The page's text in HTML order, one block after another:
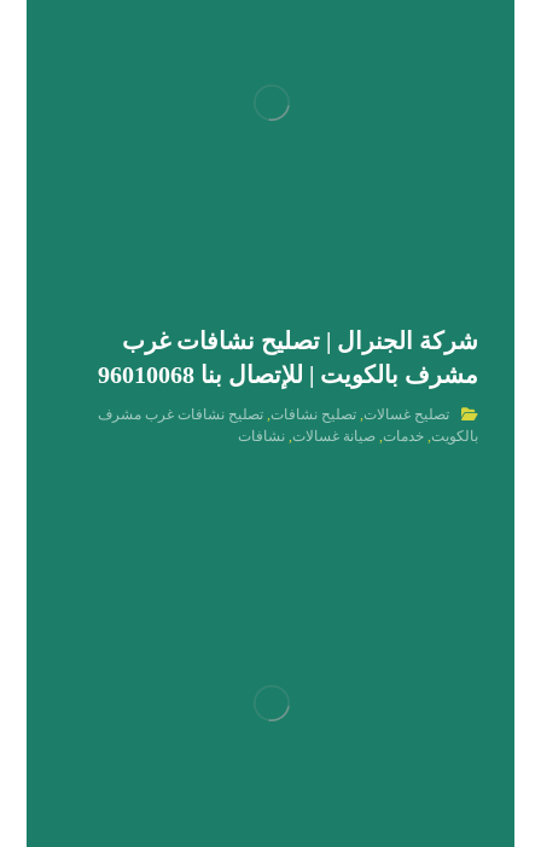
شركة الجنرال | تصليح نشافات غرب
مشرف بالكويت | للإتصال بنا 96010068
تصليح غسالات,تصليح نشافات,تصليح نشافات غرب مشرف
بالكويت,خدمات,صيانة غسالات,نشافات